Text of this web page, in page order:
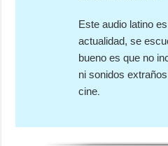
Este audio latino
actualidad, se
bueno es que no
ni sonidos
cine.